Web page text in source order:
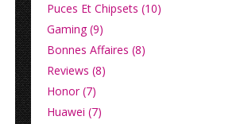
Puces Et Chipsets (10)
Gaming (9)
Bonnes Affaires (8)
Reviews (8)
Honor (7)
Huawei (7)